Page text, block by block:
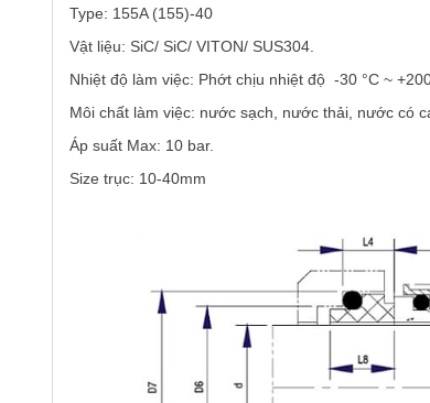
Type: 155A (155)-40
Vật liệu: SiC/ SiC/ VITON/ SUS304.
Nhiệt độ làm việc: Phớt chịu nhiệt độ -30 °C ~ +200
Môi chất làm việc: nước sạch, nước thải, nước có
Áp suất Max: 10 bar.
Size trục: 10-40mm